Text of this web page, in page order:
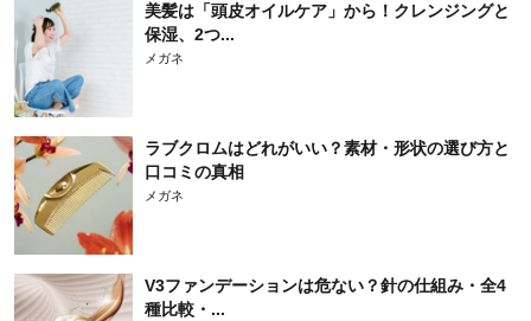
美髪は「頭皮オイルケア」から！クレンジングと
保湿、2つ...
メガネ
ラブクロムはどれがいい？素材・形状の選び方と
口コミの真相
メガネ
V3ファンデーションは危ない？針の仕組み・全4
種比較・...